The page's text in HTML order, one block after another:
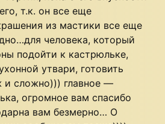
т.к. он все еще
из мастики все еще
человека, который
подойти к кастрюльке,
утвари, готовить
и сложно))) главное —
огромное вам спасибо
вам безмерно… О